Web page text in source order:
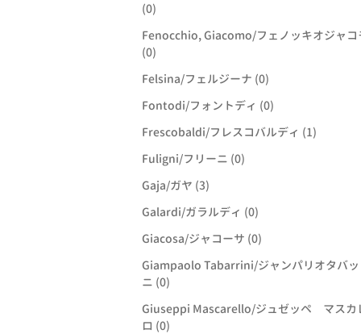
(0)
Fenocchio, Giacomo/フェノッキオジャコ
(0)
Felsina/フェルジーナ (0)
Fontodi/フォントディ (0)
Frescobaldi/フレスコバルディ (1)
Fuligni/フリーニ (0)
Gaja/ガヤ (3)
Galardi/ガラルディ (0)
Giacosa/ジャコーサ (0)
Giampaolo Tabarrini/ジャンパリオタバッ
ニ (0)
Giuseppi Mascarello/ジュゼッペ マスカ
ロ (0)